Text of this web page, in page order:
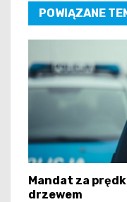
POWIĄZANE
Mandat za
drzewem